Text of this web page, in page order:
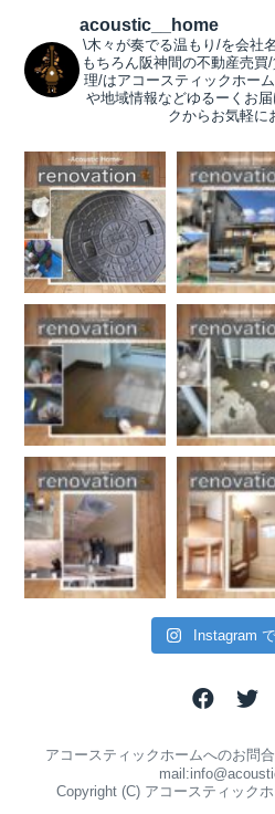
acoustic__home
\木々が奏でる温もり/を会社
もちろん阪神間の不動産売
理/はアコースティックホー
や地域情報などゆるーくお
クからお気軽に
Instagram
アコースティックホームへのお
Copyright (C) アコースティック